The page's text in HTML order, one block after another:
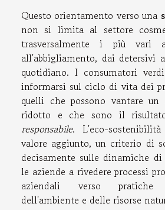
Questo orientamento verso una
non si limita al settore
trasversalmente i più vari
all'abbigliamento, dai detersivi
quotidiano. I consumatori
informarsi sul ciclo di vita dei
quelli che possono vantare un
ridotto e che sono il
responsabile. L'eco-
valore aggiunto, un criterio di
decisamente sulle dinamiche
le aziende a rivedere processi
aziendali verso pratiche
dell'ambiente e delle risorse